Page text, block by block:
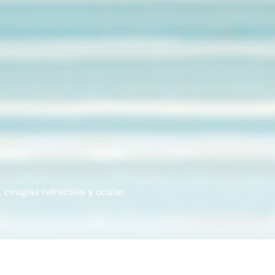
refrectiva y ocular.